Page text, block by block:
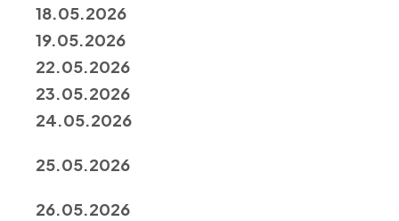
18.05.2026
19.05.2026
22.05.2026
23.05.2026
24.05.2026
25.05.2026
26.05.2026